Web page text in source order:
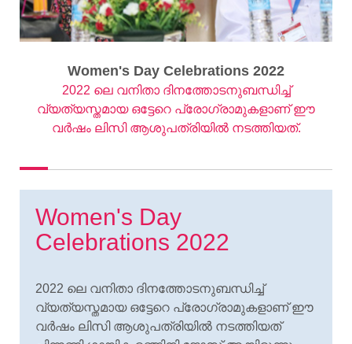
Women's Day Celebrations 2022
2022 ലെ വനിതാ ദിനത്തോടനുബന്ധിച്ച്
വ്യത്യസ്തമായ ഒട്ടേറെ പ്രോഗ്രാമുകളാണ് ഈ
വർഷം ലിസി ആശുപത്രിയിൽ നടത്തിയത്.
Women's Day
Celebrations 2022
2022 ലെ വനിതാ ദിനത്തോടനുബന്ധിച്ച്
വ്യത്യസ്തമായ ഒട്ടേറെ പ്രോഗ്രാമുകളാണ് ഈ
വർഷം ലിസി ആശുപത്രിയിൽ നടത്തിയത്